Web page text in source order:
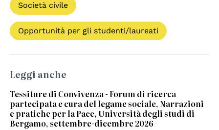
Società civile
Opportunità per gli studenti/laureati
Leggi anche
Tessiture di Convivenza - Forum di ricerca
partecipata e cura del legame sociale, Narrazioni
e pratiche per la Pace, Università degli studi di
Bergamo, settembre-dicembre 2026